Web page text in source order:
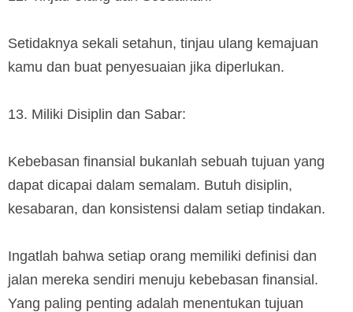
Setidaknya sekali setahun, tinjau ulang kemajuan
kamu dan buat penyesuaian jika diperlukan.
13. Miliki Disiplin dan Sabar:
Kebebasan finansial bukanlah sebuah tujuan yang
dapat dicapai dalam semalam. Butuh disiplin,
kesabaran, dan konsistensi dalam setiap tindakan.
Ingatlah bahwa setiap orang memiliki definisi dan
jalan mereka sendiri menuju kebebasan finansial.
Yang paling penting adalah menentukan tujuan